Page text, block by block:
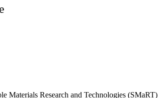
Materials Research and Technologies (SMaRT)